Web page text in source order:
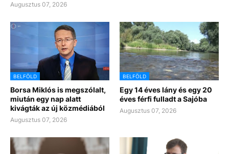
Augusztus 07, 2026
BELFÖLD
Borsa Miklós is megszólalt,
miután egy nap alatt
kivágták az új közmédiából
Augusztus 07, 2026
BELFÖLD
Egy 14 éves lány és egy 20
éves férfi fulladt a Sajóba
Augusztus 07, 2026